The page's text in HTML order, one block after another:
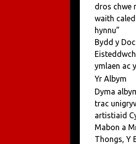
dros chwe
waith
hynnu”
Bydd y
ymlaen ac
Yr Albym
Dyma
trac
artistiaid
Mabon a
Thongs, Y